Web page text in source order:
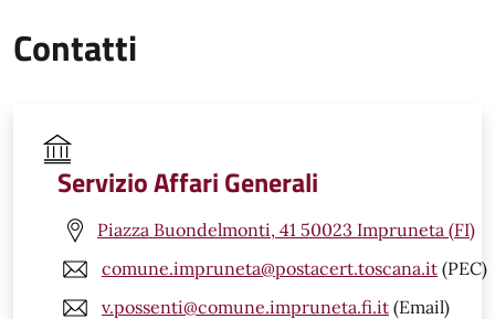
Contatti
Servizio Affari Generali
Piazza Buondelmonti, 41 50023 Impruneta (FI)
comune.impruneta@postacert.toscana.it (PEC)
v.possenti@comune.impruneta.fi.it (Email)